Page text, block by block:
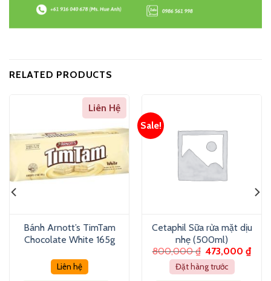
RELATED PRODUCTS
Liên Hệ
Bánh Arnott’s TimTam
Chocolate White 165g
Liên hệ
Sale!
Cetaphil Sữa rửa mặt dịu
nhẹ (500ml)
800,000₫ 473,000₫
Đặt hàng trước